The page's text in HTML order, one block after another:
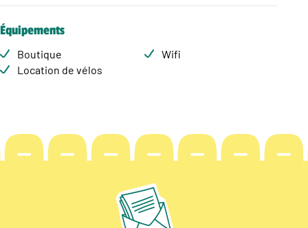
Équipements
Boutique
Location de vélos
Wifi